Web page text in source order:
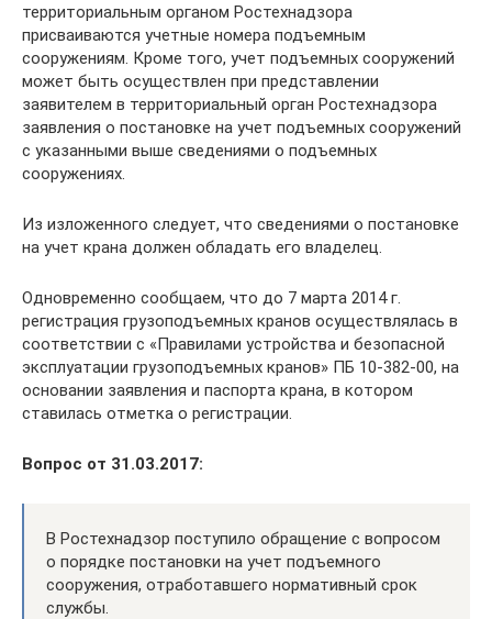
территориальным органом Ростехнадзора
присваиваются учетные номера подъемным
сооружениям. Кроме того, учет подъемных сооружений
может быть осуществлен при представлении
заявителем в территориальный орган Ростехнадзора
заявления о постановке на учет подъемных сооружений
с указанными выше сведениями о подъемных
сооружениях.
Из изложенного следует, что сведениями о постановке
на учет крана должен обладать его владелец.
Одновременно сообщаем, что до 7 марта 2014 г.
регистрация грузоподъемных кранов осуществлялась в
соответствии с «Правилами устройства и безопасной
эксплуатации грузоподъемных кранов» ПБ 10-382-00, на
основании заявления и паспорта крана, в котором
ставилась отметка о регистрации.
Вопрос от 31.03.2017:
В Ростехнадзор поступило обращение с вопросом
о порядке постановки на учет подъемного
сооружения, отработавшего нормативный срок
службы.